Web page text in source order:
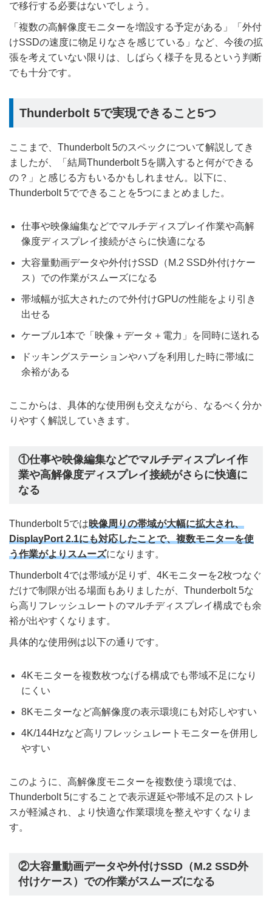
で移行する必要はないでしょう。
「複数の高解像度モニターを増設する予定がある」「外付
けSSDの速度に物足りなさを感じている」など、今後の拡
張を考えていない限りは、しばらく様子を見るという判断
でも十分です。
Thunderbolt 5で実現できること5つ
ここまで、Thunderbolt 5のスペックについて解説してき
ましたが、「結局Thunderbolt 5を購入すると何ができる
の？」と感じる方もいるかもしれません。以下に、
Thunderbolt 5でできることを5つにまとめました。
仕事や映像編集などでマルチディスプレイ作業や高解
像度ディスプレイ接続がさらに快適になる
大容量動画データや外付けSSD（M.2 SSD外付けケー
ス）での作業がスムーズになる
帯域幅が拡大されたので外付けGPUの性能をより引き
出せる
ケーブル1本で「映像＋データ＋電力」を同時に送れる
ドッキングステーションやハブを利用した時に帯域に
余裕がある
ここからは、具体的な使用例も交えながら、なるべく分か
りやすく解説していきます。
①仕事や映像編集などでマルチディスプレイ作
業や高解像度ディスプレイ接続がさらに快適に
なる
Thunderbolt 5では映像周りの帯域が大幅に拡大され、
DisplayPort 2.1にも対応したことで、複数モニターを使
う作業がよりスムーズになります。
Thunderbolt 4では帯域が足りず、4Kモニターを2枚つなぐ
だけで制限が出る場面もありましたが、Thunderbolt 5な
ら高リフレッシュレートのマルチディスプレイ構成でも余
裕が出やすくなります。
具体的な使用例は以下の通りです。
4Kモニターを複数枚つなげる構成でも帯域不足になり
にくい
8Kモニターなど高解像度の表示環境にも対応しやすい
4K/144Hzなど高リフレッシュレートモニターを併用し
やすい
このように、高解像度モニターを複数使う環境では、
Thunderbolt 5にすることで表示遅延や帯域不足のストレ
スが軽減され、より快適な作業環境を整えやすくなりま
す。
②大容量動画データや外付けSSD（M.2 SSD外
付けケース）での作業がスムーズになる